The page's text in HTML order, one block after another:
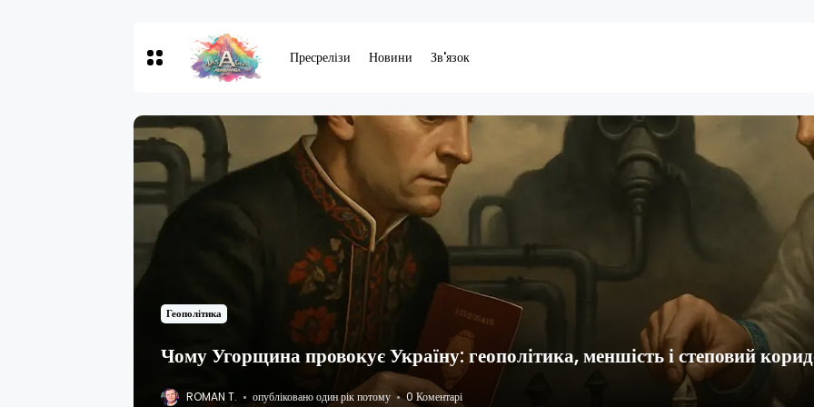
Пресрелізи Новини Зв'язок
Геополітика
Чому Угорщина провокує Україну: геополітика, меншість і степовий
ROMAN T. опубліковано один рік потому 0 Коментарі